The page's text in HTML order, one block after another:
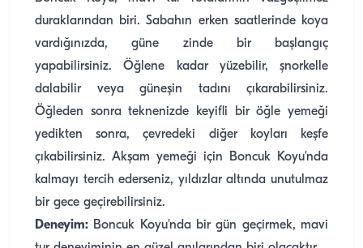
duraklarından biri. Sabahın erken saatlerinde koya
vardığınızda, güne zinde bir başlangıç
yapabilirsiniz. Öğlene kadar yüzebilir, şnorkelle
dalabilir veya güneşin tadını çıkarabilirsiniz.
Öğleden sonra teknenizde keyifli bir öğle yemeği
yedikten sonra, çevredeki diğer koyları keşfe
çıkabilirsiniz. Akşam yemeği için Boncuk Koyu'nda
kalmayı tercih ederseniz, yıldızlar altında unutulmaz
bir gece geçirebilirsiniz.
Deneyim: Boncuk Koyu'nda bir gün geçirmek, mavi